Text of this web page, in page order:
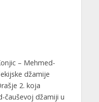
– Mehmed-
džamije
2. koja
čauševoj džamiji u